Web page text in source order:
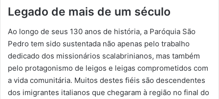
Legado de mais de um século
Ao longo de seus 130 anos de história, a Paróquia São
Pedro tem sido sustentada não apenas pelo trabalho
dedicado dos missionários scalabrinianos, mas também
pelo protagonismo de leigos e leigas comprometidos com
a vida comunitária. Muitos destes fiéis são descendentes
dos imigrantes italianos que chegaram à região no final do